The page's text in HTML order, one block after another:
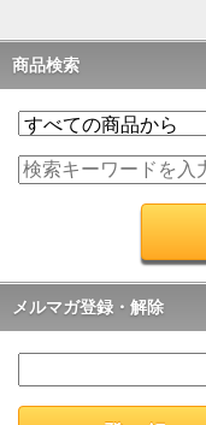
商品検索
メルマガ登録・解除